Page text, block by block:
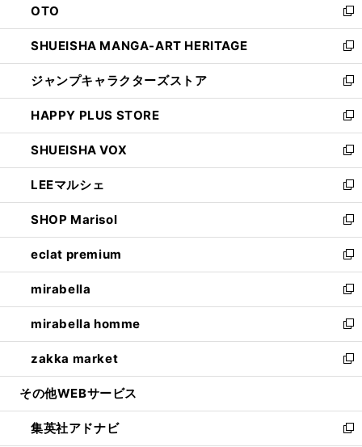
で
開
く
ド
ウ
で
開
く
OTO
新
し
い
ウ
ィ
ン
ド
ウ
で
開
く
SHUEISHA MANGA-ART HERITAGE
新
し
い
ウ
ィ
ン
ド
ウ
で
開
く
ジャンプキャラクターズストア
新
し
い
ウ
ィ
ン
ド
ウ
で
開
く
HAPPY PLUS STORE
新
し
い
ウ
ィ
ン
ド
ウ
で
開
く
SHUEISHA VOX
新
し
い
ウ
ィ
ン
ド
ウ
で
開
く
LEEマルシェ
新
し
い
ウ
ィ
ン
ド
ウ
で
開
く
SHOP Marisol
新
し
い
ウ
ィ
ン
ド
ウ
で
開
eclat premium
新
し
い
ウ
ィ
ン
ド
ウ
開
く
mirabella
新
し
い
ウ
ィ
ン
ウ
で
mirabella homme
新
し
い
ウ
ン
ド
zakka market
新
し
ウ
ィ
その他WEBサービス
集英社アドナビ
新